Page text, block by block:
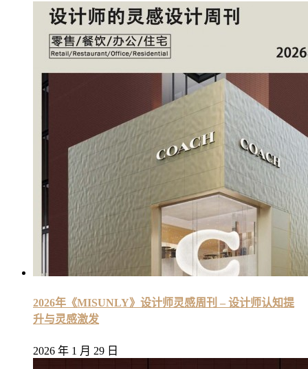
2026年《MISUNLY》设计师灵感周刊 – 设计师认知提
升与灵感激发
2026 年 1 月 29 日